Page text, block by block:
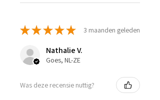
★★★★★ 3 maanden geleden
Nathalie V.
Goes, NL-ZE
Was deze recensie nuttig?